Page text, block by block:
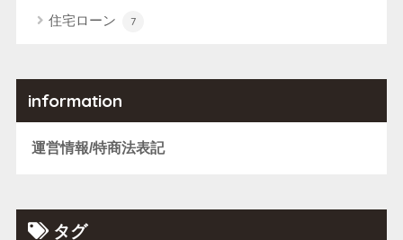
住宅ローン 7
information
運営情報/特商法表記
タグ